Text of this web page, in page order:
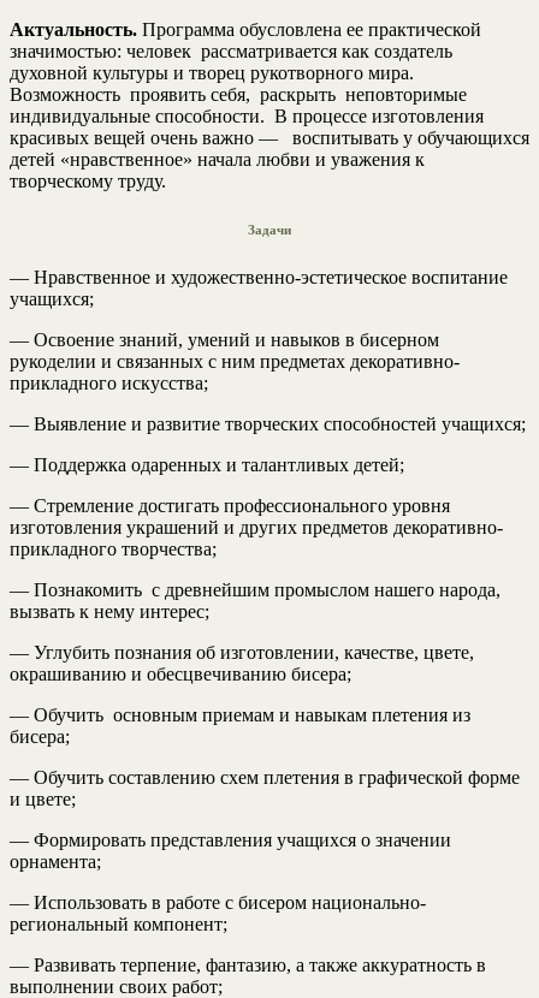
Актуальность. Программа обусловлена ее практической
значимостью: человек рассматривается как создатель
духовной культуры и творец рукотворного мира.
Возможность проявить себя, раскрыть неповторимые
индивидуальные способности. В процессе изготовления
красивых вещей очень важно — воспитывать у обучающихся
детей «нравственное» начала любви и уважения к
творческому труду.
Задачи
— Нравственное и художественно-эстетическое воспитание
учащихся;
— Освоение знаний, умений и навыков в бисерном
рукоделии и связанных с ним предметах декоративно-
прикладного искусства;
— Выявление и развитие творческих способностей учащихся;
— Поддержка одаренных и талантливых детей;
— Стремление достигать профессионального уровня
изготовления украшений и других предметов декоративно-
прикладного творчества;
— Познакомить с древнейшим промыслом нашего народа,
вызвать к нему интерес;
— Углубить познания об изготовлении, качестве, цвете,
окрашиванию и обесцвечиванию бисера;
— Обучить основным приемам и навыкам плетения из
бисера;
— Обучить составлению схем плетения в графической форме
и цвете;
— Формировать представления учащихся о значении
орнамента;
— Использовать в работе с бисером национально-
региональный компонент;
— Развивать терпение, фантазию, а также аккуратность в
выполнении своих работ;